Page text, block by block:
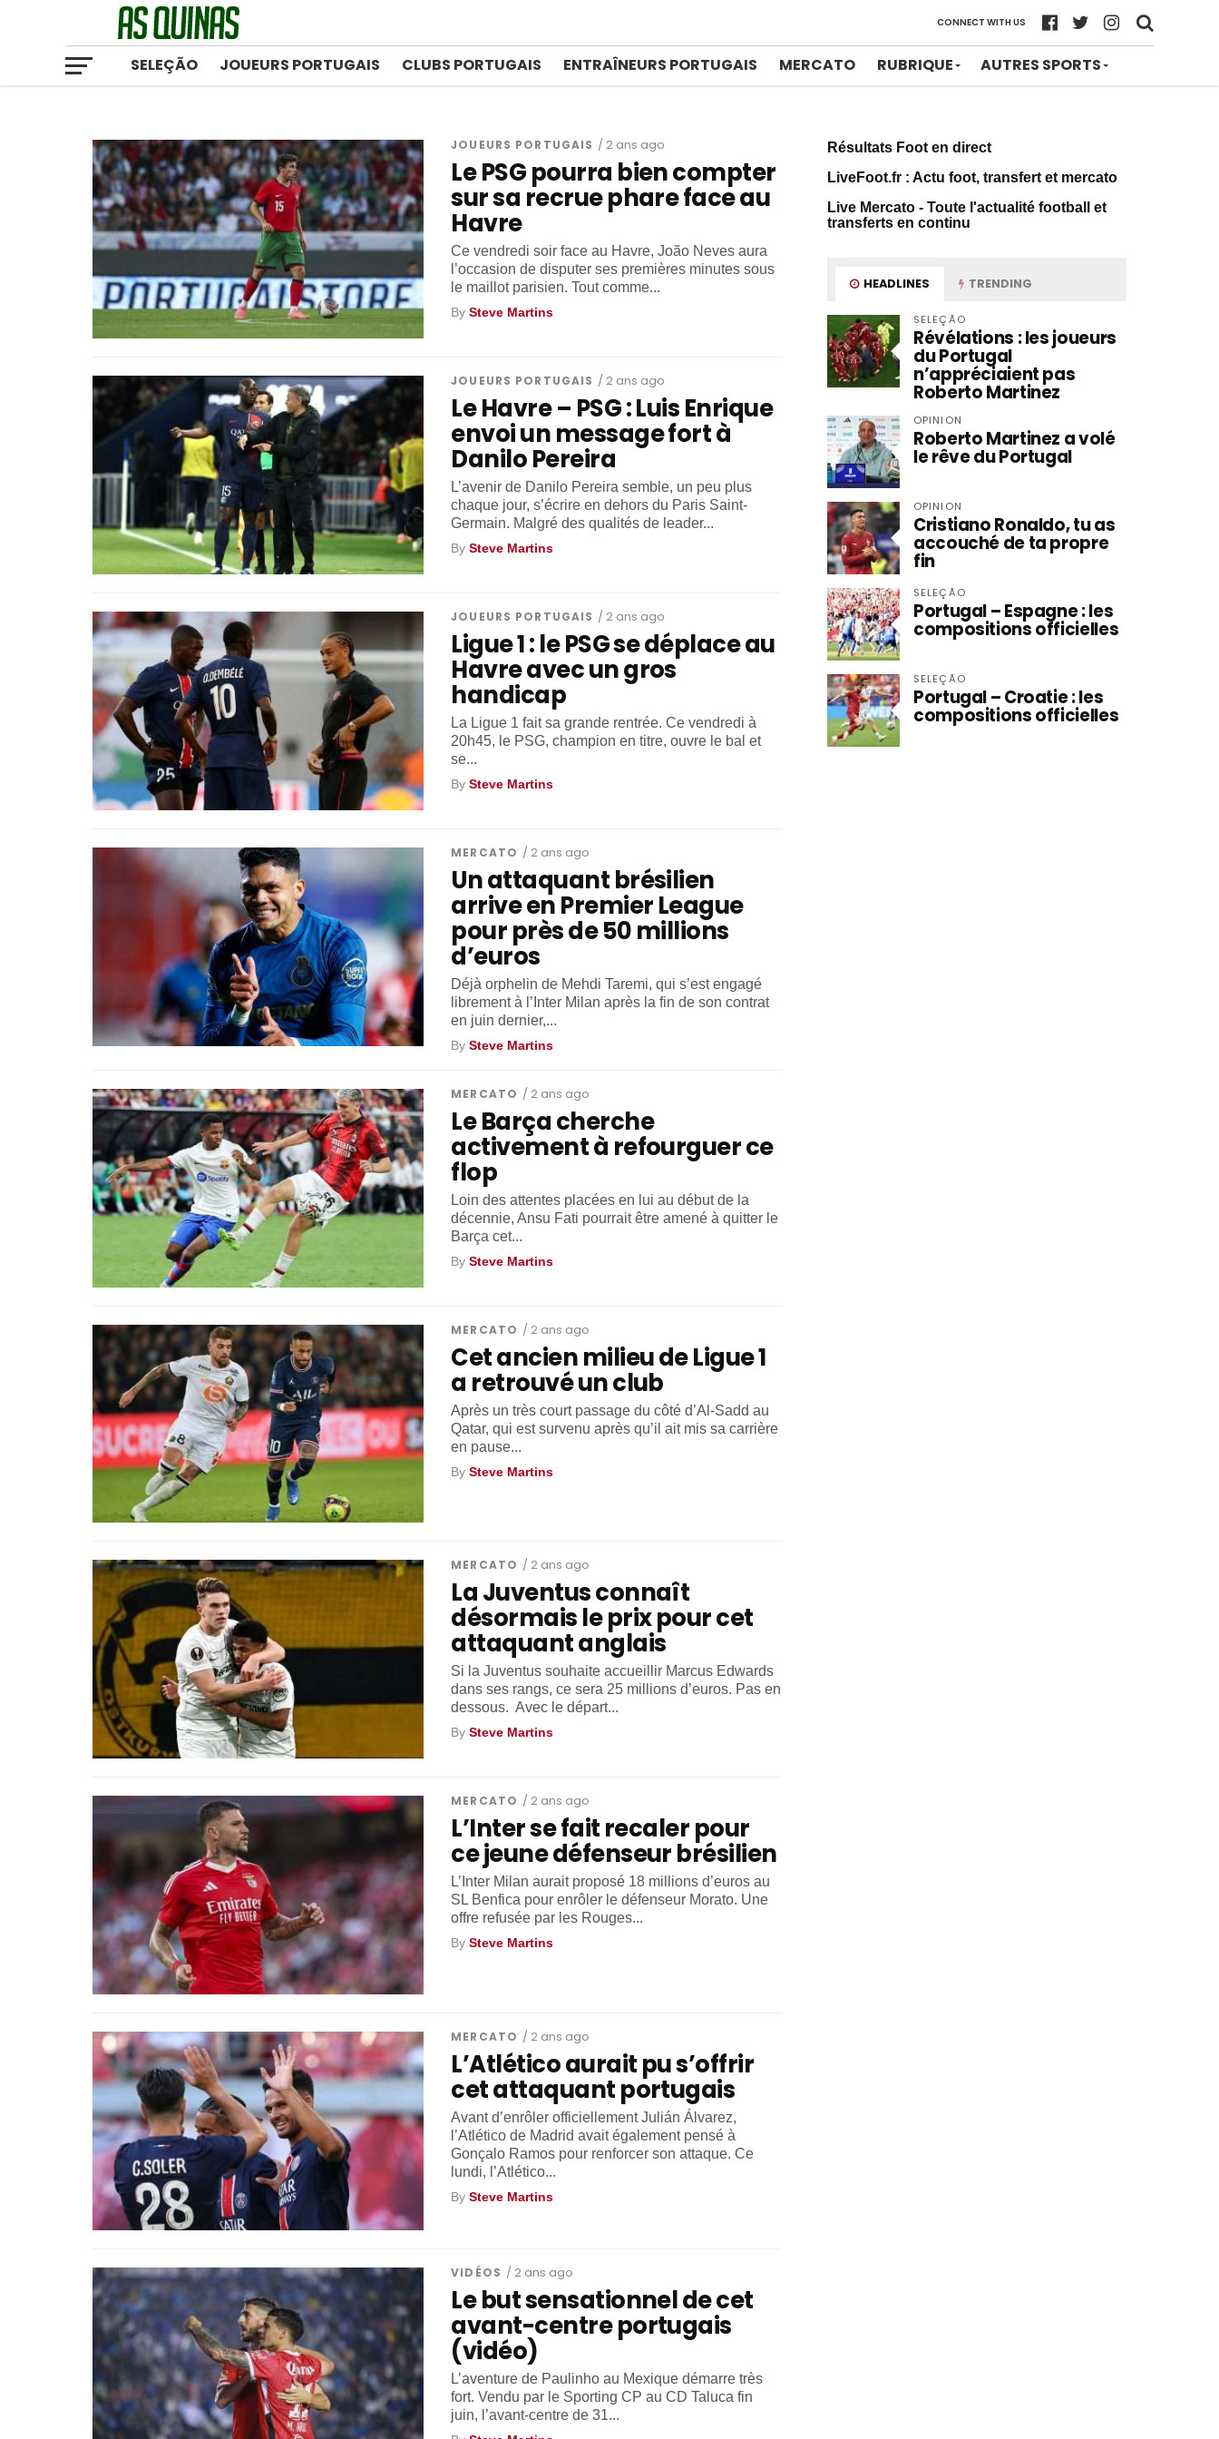
CONNECT WITH US
SELEÇÃO JOUEURS PORTUGAIS CLUBS PORTUGAIS ENTRAÎNEURS PORTUGAIS MERCATO RUBRIQUE AUTRES SPORTS
JOUEURS PORTUGAIS / 2 ans ago
Le PSG pourra bien compter
sur sa recrue phare face au
Havre
Ce vendredi soir face au Havre, João Neves aura
l’occasion de disputer ses premières minutes sous
le maillot parisien. Tout comme...
BySteve Martins
JOUEURS PORTUGAIS / 2 ans ago
Le Havre – PSG : Luis Enrique
envoi un message fort à
Danilo Pereira
L’avenir de Danilo Pereira semble, un peu plus
chaque jour, s’écrire en dehors du Paris Saint-
Germain. Malgré des qualités de leader...
BySteve Martins
JOUEURS PORTUGAIS / 2 ans ago
Ligue 1 : le PSG se déplace au
Havre avec un gros
handicap
La Ligue 1 fait sa grande rentrée. Ce vendredi à
20h45, le PSG, champion en titre, ouvre le bal et
se...
BySteve Martins
MERCATO / 2 ans ago
Un attaquant brésilien
arrive en Premier League
pour près de 50 millions
d’euros
Déjà orphelin de Mehdi Taremi, qui s’est engagé
librement à l’Inter Milan après la fin de son contrat
en juin dernier,...
BySteve Martins
MERCATO / 2 ans ago
Le Barça cherche
activement à refourguer ce
flop
Loin des attentes placées en lui au début de la
décennie, Ansu Fati pourrait être amené à quitter le
Barça cet...
BySteve Martins
MERCATO / 2 ans ago
Cet ancien milieu de Ligue 1
a retrouvé un club
Après un très court passage du côté d’Al-Sadd au
Qatar, qui est survenu après qu’il ait mis sa carrière
en pause...
BySteve Martins
MERCATO / 2 ans ago
La Juventus connaît
désormais le prix pour cet
attaquant anglais
Si la Juventus souhaite accueillir Marcus Edwards
dans ses rangs, ce sera 25 millions d’euros. Pas en
dessous. Avec le départ...
BySteve Martins
MERCATO / 2 ans ago
L’Inter se fait recaler pour
ce jeune défenseur brésilien
L’Inter Milan aurait proposé 18 millions d’euros au
SL Benfica pour enrôler le défenseur Morato. Une
offre refusée par les Rouges...
BySteve Martins
MERCATO / 2 ans ago
L’Atlético aurait pu s’offrir
cet attaquant portugais
Avant d’enrôler officiellement Julián Álvarez,
l’Atlético de Madrid avait également pensé à
Gonçalo Ramos pour renforcer son attaque. Ce
lundi, l’Atlético...
BySteve Martins
VIDÉOS / 2 ans ago
Le but sensationnel de cet
avant-centre portugais
(vidéo)
L’aventure de Paulinho au Mexique démarre très
fort. Vendu par le Sporting CP au CD Taluca fin
juin, l’avant-centre de 31...
Résultats Foot en direct
LiveFoot.fr : Actu foot, transfert et mercato
Live Mercato - Toute l'actualité football et
transferts en continu
HEADLINES TRENDING
SELEÇÃO
Révélations : les joueurs
du Portugal
n’appréciaient pas
Roberto Martinez
OPINION
Roberto Martinez a volé
le rêve du Portugal
OPINION
Cristiano Ronaldo, tu as
accouché de ta propre
fin
SELEÇÃO
Portugal – Espagne : les
compositions officielles
SELEÇÃO
Portugal – Croatie : les
compositions officielles